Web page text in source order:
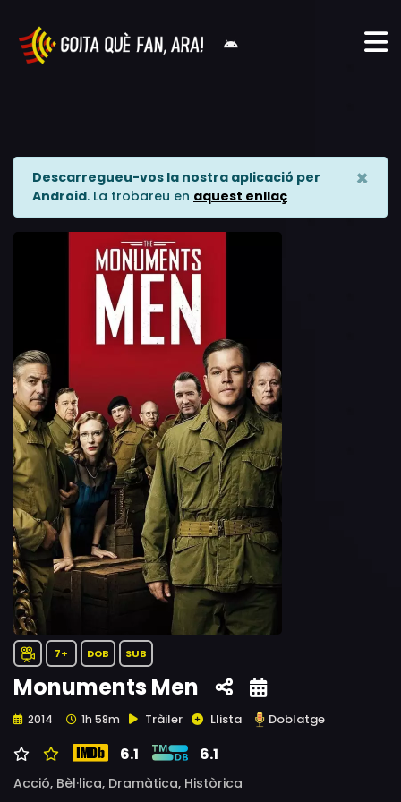
Descarregueu-vos la nostra aplicació per
Android. La trobareu en aquest enllaç
×
7+ DOB SUB
Monuments Men
2014 1h 58m Tràiler Llista Doblatge
6.1 6.1
Acció, Bèl·lica, Dramàtica, Històrica